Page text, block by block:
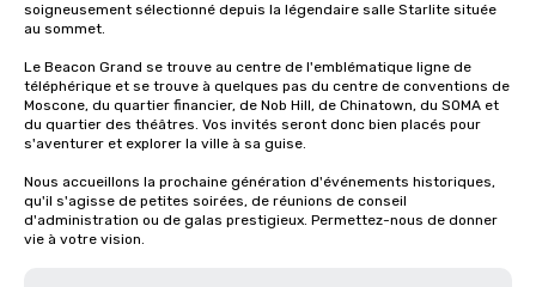
soigneusement sélectionné depuis la légendaire salle Starlite située
au sommet.
Le Beacon Grand se trouve au centre de l'emblématique ligne de
téléphérique et se trouve à quelques pas du centre de conventions de
Moscone, du quartier financier, de Nob Hill, de Chinatown, du SOMA et
du quartier des théâtres. Vos invités seront donc bien placés pour
s'aventurer et explorer la ville à sa guise.
Nous accueillons la prochaine génération d'événements historiques,
qu'il s'agisse de petites soirées, de réunions de conseil
d'administration ou de galas prestigieux. Permettez-nous de donner
vie à votre vision.